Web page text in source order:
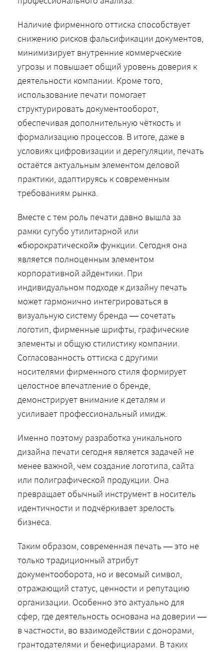
Наличие фирменного оттиска способствует
снижению рисков фальсификации документов,
минимизирует внутренние коммерческие
угрозы и повышает общий уровень доверия к
деятельности компании. Кроме того,
использование печати помогает
структурировать документооборот,
обеспечивая дополнительную чёткость и
формализацию процессов. В итоге, даже в
условиях цифровизации и дерегуляции, печать
остаётся актуальным элементом деловой
практики, адаптируясь к современным
требованиям рынка.
Вместе с тем роль печати давно вышла за
рамки сугубо утилитарной или
«бюрократической» функции. Сегодня она
является полноценным элементом
корпоративной айдентики. При
индивидуальном подходе к дизайну печать
может гармонично интегрироваться в
визуальную систему бренда — сочетать
логотип, фирменные шрифты, графические
элементы и общую стилистику компании.
Согласованность оттиска с другими
носителями фирменного стиля формирует
целостное впечатление о бренде,
демонстрирует внимание к деталям и
усиливает профессиональный имидж.
Именно поэтому разработка уникального
дизайна печати сегодня является задачей не
менее важной, чем создание логотипа, сайта
или полиграфической продукции. Она
превращает обычный инструмент в носитель
идентичности и подчёркивает зрелость
бизнеса.
Таким образом, современная печать — это не
только традиционный атрибут
документооборота, но и весомый символ,
отражающий статус, ценности и репутацию
организации. Особенно это актуально для
сфер, где деятельность основана на доверии —
в частности, во взаимодействии с донорами,
грантодателями и бенефициарами. В таких